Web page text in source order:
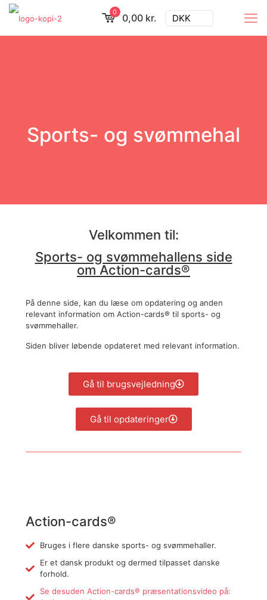
0 0,00 kr. DKK
Sports- og svømmehal
Velkommen til:
Sports- og svømmehallens side
om Action-cards®
På denne side, kan du læse om opdatering og anden
relevant information om Action-cards® til sports- og
svømmehaller.
Siden bliver løbende opdateret med relevant information.
Gå til brugsvejledning
Gå til opdateringer
Action-cards®
Bruges i flere danske sports- og svømmehaller.
Er et dansk produkt og dermed tilpasset danske
forhold.
Se desuden Action-cards® præsentationsvideo på: